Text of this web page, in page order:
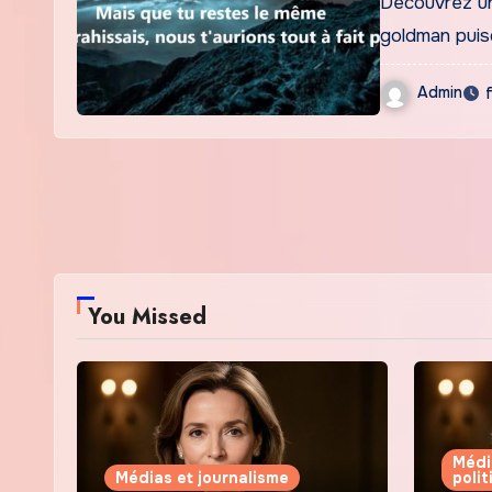
goldman
Admin
You Missed
Médias et journalisme